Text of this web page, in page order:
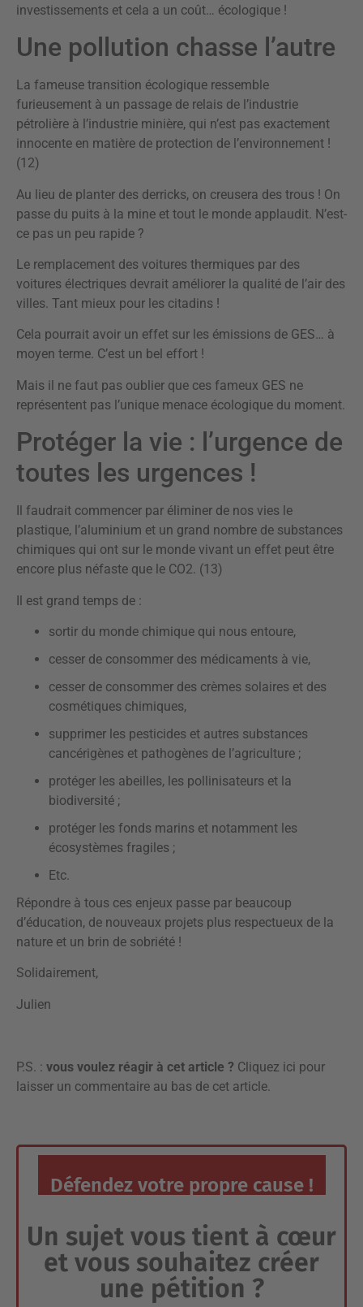
investissements et cela a un coût… écologique !
Une pollution chasse l’autre
La fameuse transition écologique ressemble
furieusement à un passage de relais de l’industrie
pétrolière à l’industrie minière, qui n’est pas exactement
innocente en matière de protection de l’environnement !
(12)
Au lieu de planter des derricks, on creusera des trous ! On
passe du puits à la mine et tout le monde applaudit. N’est-
ce pas un peu rapide ?
Le remplacement des voitures thermiques par des
voitures électriques devrait améliorer la qualité de l’air des
villes. Tant mieux pour les citadins !
Cela pourrait avoir un effet sur les émissions de GES… à
moyen terme. C’est un bel effort !
Mais il ne faut pas oublier que ces fameux GES ne
représentent pas l’unique menace écologique du moment.
Protéger la vie : l’urgence de
toutes les urgences !
Il faudrait commencer par éliminer de nos vies le
plastique, l’aluminium et un grand nombre de substances
chimiques qui ont sur le monde vivant un effet peut être
encore plus néfaste que le CO2. (13)
Il est grand temps de :
sortir du monde chimique qui nous entoure,
cesser de consommer des médicaments à vie,
cesser de consommer des crèmes solaires et des
cosmétiques chimiques,
supprimer les pesticides et autres substances
cancérigènes et pathogènes de l’agriculture ;
protéger les abeilles, les pollinisateurs et la
biodiversité ;
protéger les fonds marins et notamment les
écosystèmes fragiles ;
Etc.
Répondre à tous ces enjeux passe par beaucoup
d’éducation, de nouveaux projets plus respectueux de la
nature et un brin de sobriété !
Solidairement,
Julien
P.S. : vous voulez réagir à cet article ? Cliquez ici pour
laisser un commentaire au bas de cet article.
Défendez votre propre cause !
Un sujet vous tient à cœur
et vous souhaitez créer
une pétition ?